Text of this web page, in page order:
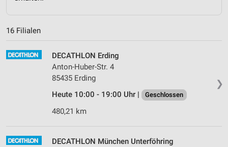
16 Filialen
❯
DECATHLON Erding
Anton-Huber-Str. 4
85435 Erding
Heute 10:00 - 19:00 Uhr |
Geschlossen
480,21 km
DECATHLON München Unterföhring